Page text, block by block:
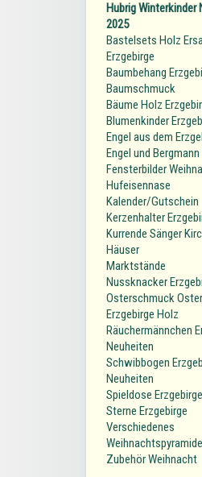
Hubrig Winterkinder
2025
Bastelsets Holz
Erzgebirge
Baumbehang
Baumschmuck
Bäume Holz
Blumenkinder
Engel aus dem
Engel und
Fensterbilder
Hufeisennase
Kalender/Gutschein
Kerzenhalter
Kurrende Sänger
Häuser
Marktstände
Nussknacker
Osterschmuck
Erzgebirge Holz
Räuchermännchen
Neuheiten
Schwibbogen
Neuheiten
Spieldose Erzgebirge
Sterne Erzgebirge
Verschiedenes
Zubehör Weihnacht